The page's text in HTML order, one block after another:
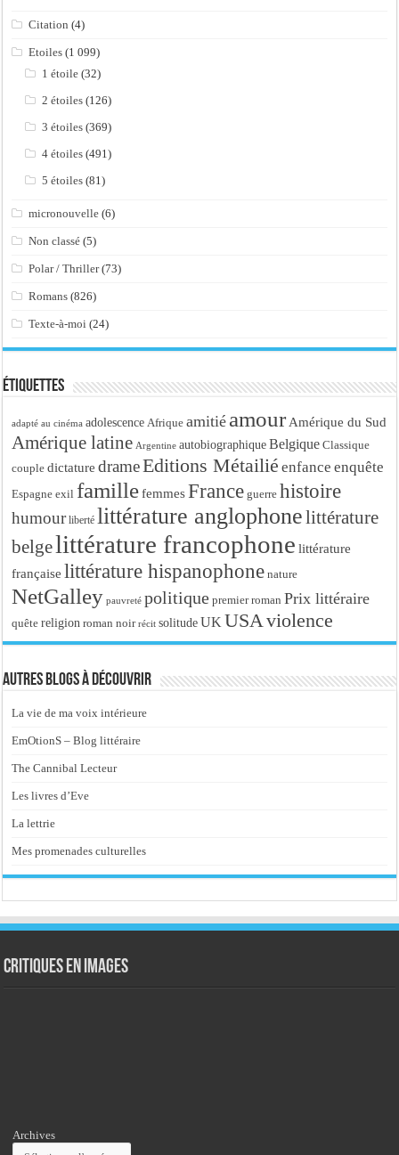
Citation (4)
Etoiles (1 099)
1 étoile (32)
2 étoiles (126)
3 étoiles (369)
4 étoiles (491)
5 étoiles (81)
micronouvelle (6)
Non classé (5)
Polar / Thriller(73)
Romans (826)
Texte-à-moi (24)
Étiquettes
adapté au cinéma adolescence Afrique amitié amour Amérique du Sud
Amérique latine Argentine autobiographique Belgique Classique
couple dictature drameEditions Métailié enfance enquête
Espagne exil famille femmes France guerre histoire
humour liberté littérature anglophonelittérature
belgelittérature francophone littérature
française littérature hispanophone nature
NetGalley pauvreté politique premier roman Prix littéraire
quête religion roman noir récit solitude UK USAviolence
Autres blogs à découvrir
La vie de ma voix intérieure
EmOtionS – Blog littéraire
The Cannibal Lecteur
Les livres d’Eve
La lettrie
Mes promenades culturelles
Critiques en images
Archives